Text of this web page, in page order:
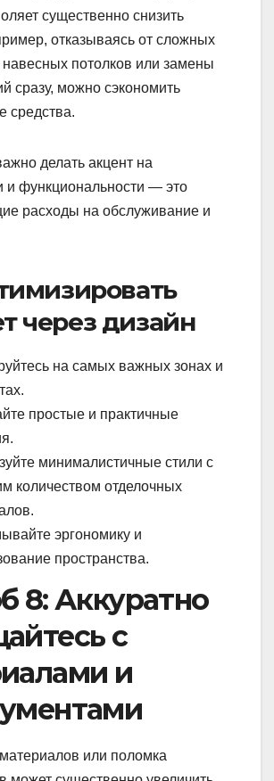
существенно снизить
отказываясь от сложных
навесных потолков или замены
сразу, можно сэкономить
средства.
делать акцент на
и функциональности — это
расходы на обслуживание и
через дизайн
на самых важных зонах и
простые и практичные
минималистичные стили с
количеством отделочных
эргономику и
пространства.
8: Аккуратно
с
и
или поломка